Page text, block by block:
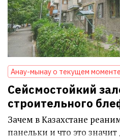
Анау-мынау о текущем моменте
Сейсмостойкий
строительного
Зачем в Казахстане
панельки и что это